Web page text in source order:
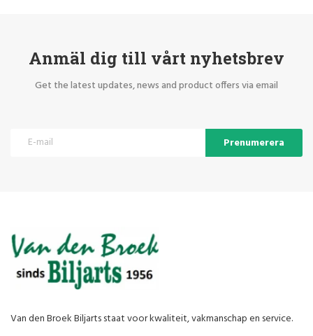
Anmäl dig till vårt nyhetsbrev
Get the latest updates, news and product offers via email
Prenumerera
Van den Broek Biljarts staat voor kwaliteit, vakmanschap en service.